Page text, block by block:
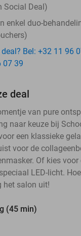
Social Deal)
enkel duo-
Bel: +32 11 96
07 39
deal
van pure
naar keuze bij
een klassieke
voor de
Of kies voor
LED-licht.
het salon uit!
(45 min)